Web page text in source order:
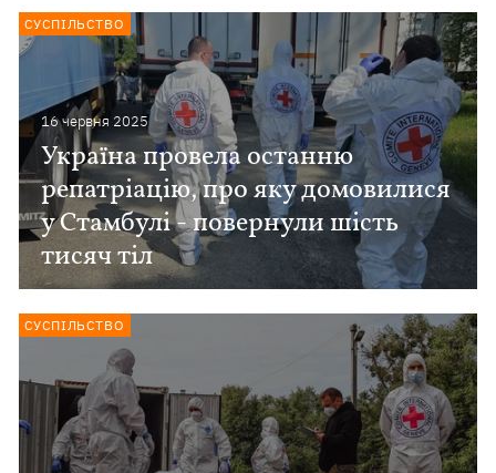
16 червня 2025
Україна провела останню
репатріацію, про яку домовилися
у Стамбулі - повернули шість
тисяч тіл
СУСПІЛЬСТВО
СУСПІЛЬСТВО